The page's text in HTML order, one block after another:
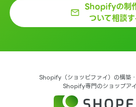
Shopifyの制
ついて相談
Shopify（ショッピファイ）の構築
Shopify専門のショップアイ